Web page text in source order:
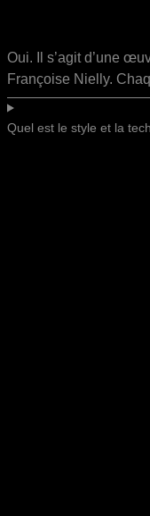
Oui. Il s’agit d’une
Françoise Nielly.
Quel est le style et la